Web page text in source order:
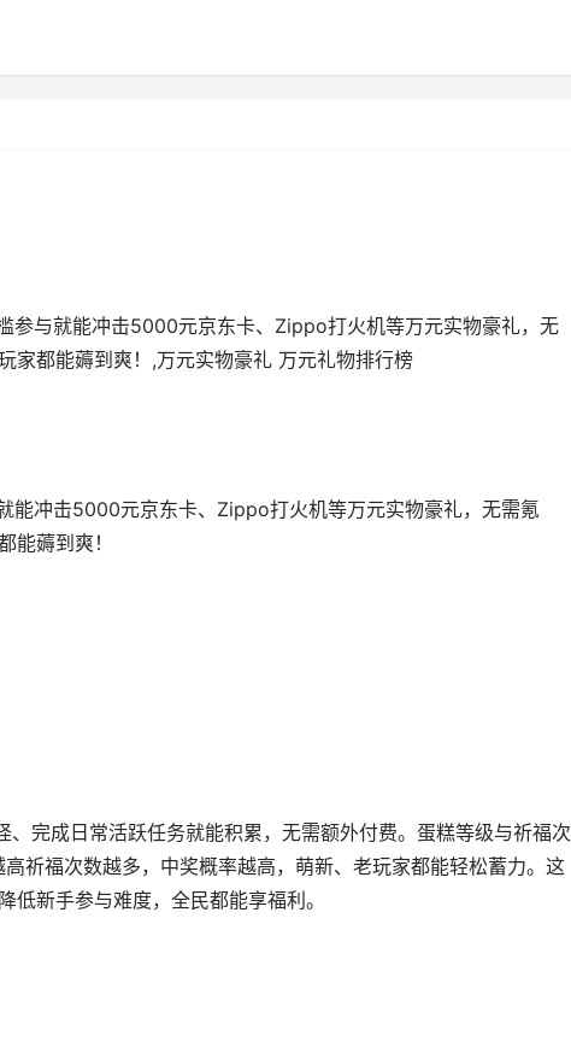
参与就能冲击5000元京东卡、Zippo打火机等万元实物豪礼，无
家都能薅到爽！,万元实物豪礼 万元礼物排行榜
能冲击5000元京东卡、Zippo打火机等万元实物豪礼，无需氪
能薅到爽！
、完成日常活跃任务就能积累，无需额外付费。蛋糕等级与祈福次
祈福次数越多，中奖概率越高，萌新、老玩家都能轻松蓄力。这
新手参与难度，全民都能享福利。